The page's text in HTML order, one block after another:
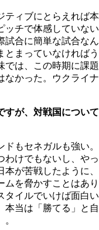
ィブにとらえれば本
ッチで体感していない
試合に簡単な試合なん
とまっていなければう
では、この時期に課題
なかった。ウクライナ
が、対戦国について
もセネガルも強い。
わけでもないし、やっ
が苦戦したように、
ムを脅かすことはあり
タイルでいけば面白い
本当は「勝てる」と自